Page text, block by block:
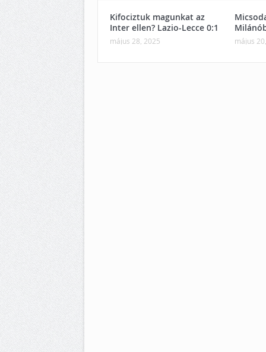
Kifociztuk magunkat az
Inter ellen? Lazio-Lecce 0:1
május 28, 2025 május